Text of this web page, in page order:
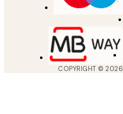
COPYRIGHT ©2026